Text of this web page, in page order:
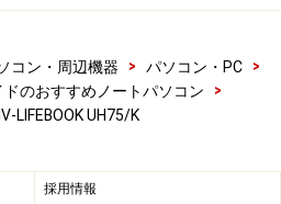
コン・周辺機器 > パソコン・PC
>
ドのおすすめノートパソコン
>
LIFEBOOK UH75/K
採用情報